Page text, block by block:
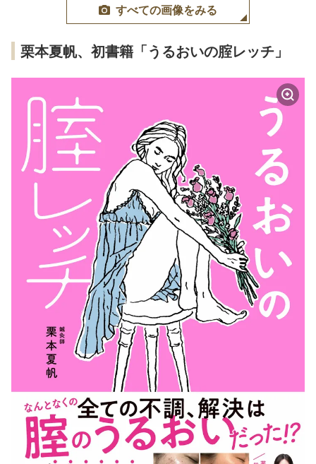
すべての画像をみる
栗本夏帆、初書籍「うるおいの腟レッチ」